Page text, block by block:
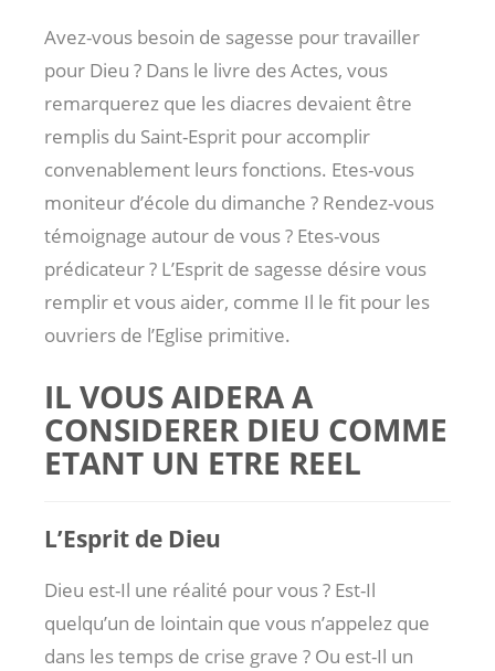
Avez-vous besoin de sagesse pour travailler
pour Dieu ? Dans le livre des Actes, vous
remarquerez que les diacres devaient être
remplis du Saint-Esprit pour accomplir
convenablement leurs fonctions. Etes-vous
moniteur d’école du dimanche ? Rendez-vous
témoignage autour de vous ? Etes-vous
prédicateur ? L’Esprit de sagesse désire vous
remplir et vous aider, comme Il le fit pour les
ouvriers de l’Eglise primitive.
IL VOUS AIDERA A
CONSIDERER DIEU COMME
ETANT UN ETRE REEL
L’Esprit de Dieu
Dieu est-Il une réalité pour vous ? Est-Il
quelqu’un de lointain que vous n’appelez que
dans les temps de crise grave ? Ou est-Il un